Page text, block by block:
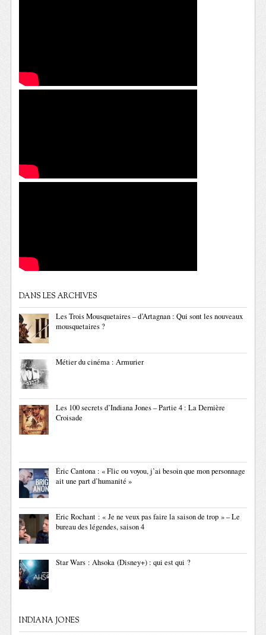
DANS LES ARCHIVES
Les Trois Mousquetaires – d’Artagnan : Qui sont les nouveaux
mousquetaires ?
Métier du cinéma : Armurier
Les 100 secrets d’Indiana Jones – Partie 4 : La Dernière
Croisade
Éric Cantona : « Flic ou voyou, j’ai besoin que mon personnage
ait une part d’humanité »
Eric Rochant : « Je ne veux pas faire la saison de trop » – Le
bureau des légendes, saison 4
Star Wars : Ahsoka (Disney+) : qui est qui ?
INDIANA JONES